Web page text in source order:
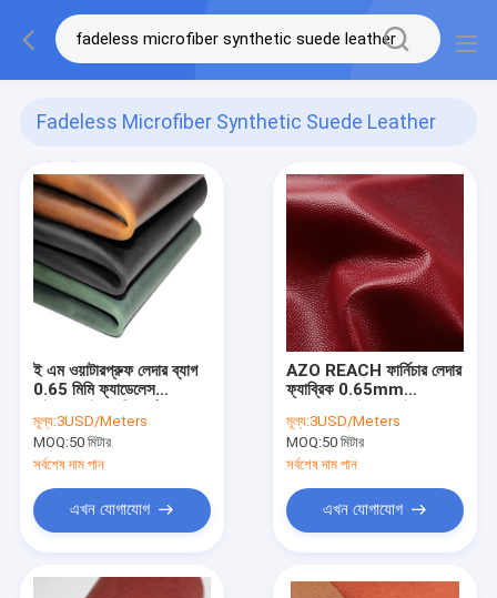
Fadeless Microfiber Synthetic Suede Leather
(62)
ই এম ওয়াটারপ্রুফ লেদার ব্যাগ
0.65 মিমি ফ্যাডেলেস
সোয়েড লেদার
মূল্য:3USD/Meters
MOQ:50 মিটার
সর্বশেষ দাম পান
এখন যোগাযোগ
AZO REACH ফার্নিচার লেদার
ফ্যাব্রিক 0.65mm
সিন্থেটিক সোয়েড লেদার
মূল্য:3USD/Meters
MOQ:50 মিটার
সর্বশেষ দাম পান
এখন যোগাযোগ